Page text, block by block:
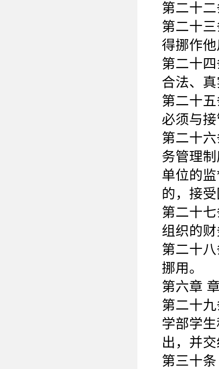
第二十
第二十
得挪作
第二十
合法、
第二十
必须与
第二十
务管理
单位的
的，接
第二十
组织的
第二十
挪用。
第六章
第二十
学部学
出，并
第三十